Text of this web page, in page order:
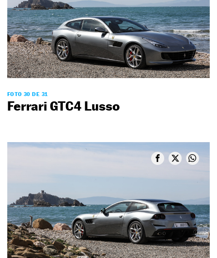
FOTO 30 DE 31
Ferrari GTC4 Lusso